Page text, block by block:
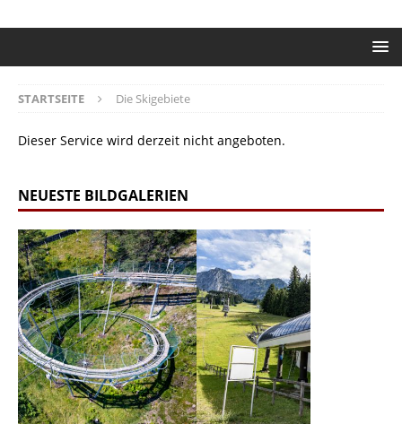
STARTSEITE Die Skigebiete
Dieser Service wird derzeit nicht angeboten.
NEUESTE BILDGALERIEN